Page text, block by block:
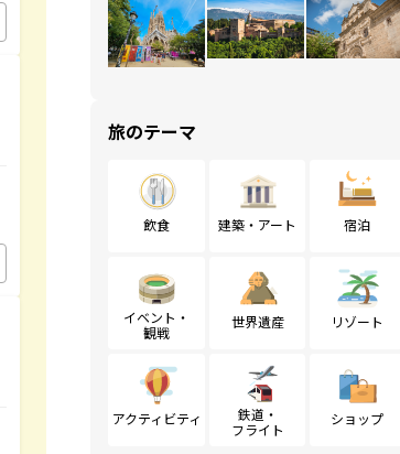
旅のテーマ
飲食 建築・アート 宿泊
イベント・
観戦
世界遺産 リゾート
アクティビティ
鉄道・
フライト
ショップ